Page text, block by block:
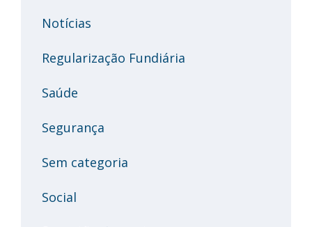
Notícias
Regularização Fundiária
Saúde
Segurança
Sem categoria
Social